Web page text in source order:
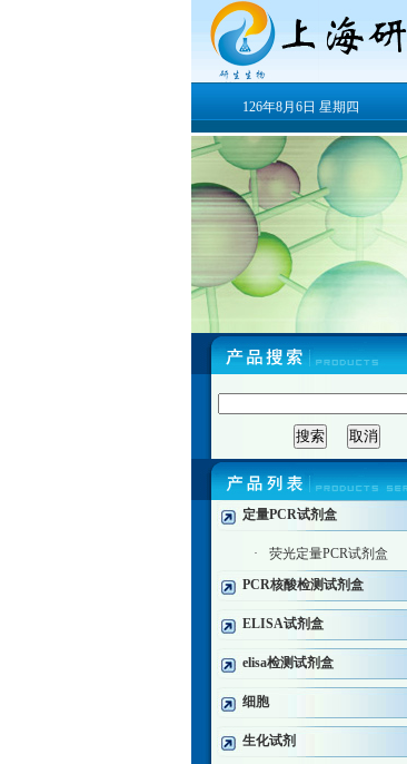
126年8月6日 星期四
定量PCR试剂盒
·
荧光定量PCR试剂盒
PCR核酸检测试剂盒
ELISA试剂盒
elisa检测试剂盒
细胞
生化试剂